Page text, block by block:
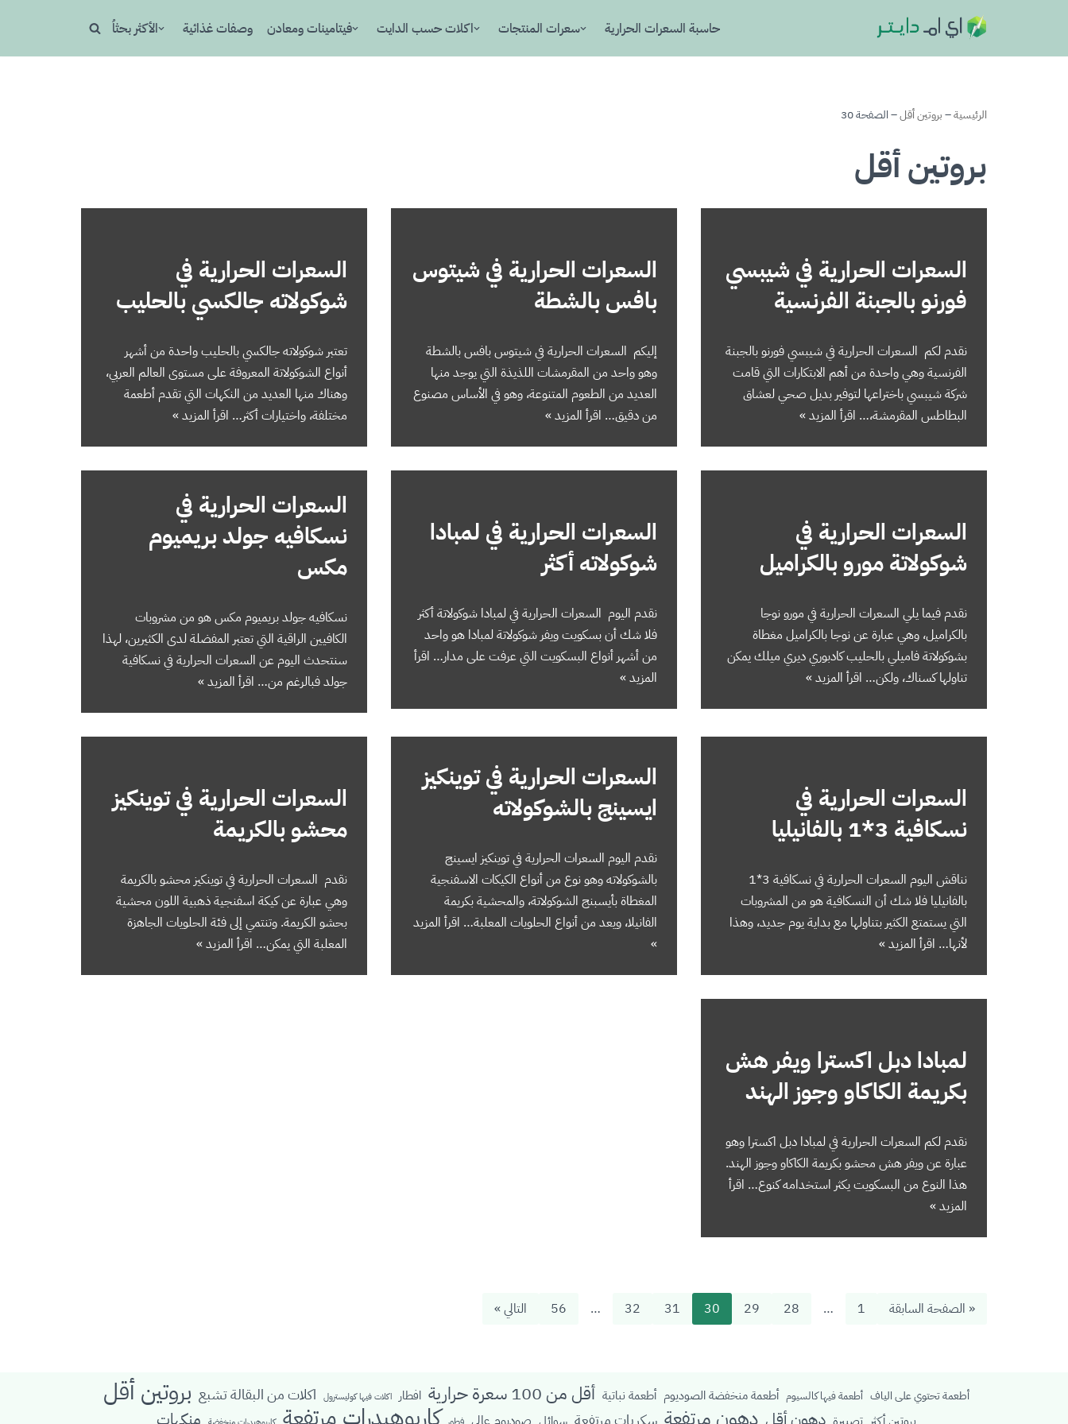
حاسبة السعرات الحرارية سعرات المنتجات اكلات حسب الدايت فيتامينات ومعادن وصفات غذائية الأكثر بحثاُ
الرئيسية–بروتين أقل–الصفحة 30
بروتين أقل
السعرات الحرارية في شيبسي
فورنو بالجبنة الفرنسية
نقدم لكم السعرات الحرارية في شيبسي فورنو بالجبنة
الفرنسية وهي واحدة من أهم الابتكارات التي قامت
شركة شيبسي باختراعها لتوفير بديل صحي لعشاق
البطاطس المقرمشة،… اقرأ المزيد »
السعرات الحرارية في شيتوس
بافس بالشطة
إليكم السعرات الحرارية في شيتوس بافس بالشطة
وهو واحد من المقرمشات اللذيذة التي يوجد منها
العديد من الطعوم المتنوعة، وهو في الأساس مصنوع
من دقيق… اقرأ المزيد »
السعرات الحرارية في
شوكولاته جالكسي بالحليب
تعتبر شوكولاته جالكسي بالحليب واحدة من أشهر
أنواع الشوكولاتة المعروفة على مستوى العالم العربي،
وهناك منها العديد من النكهات التي تقدم أطعمة
مختلفة، واختيارات أكثر… اقرأ المزيد »
السعرات الحرارية في
شوكولاتة مورو بالكراميل
نقدم فيما يلي السعرات الحرارية في مورو نوجا
بالكراميل، وهي عبارة عن نوجا بالكراميل مغطاة
بشوكولاتة فاميلي بالحليب كادبوري ديري ميلك يمكن
تناولها كسناك، ولكن… اقرأ المزيد »
السعرات الحرارية في لمبادا
شوكولاته أكثر
نقدم اليوم السعرات الحرارية في لمبادا شوكولاتة أكثر
فلا شك أن بسكويت ويفر شوكولاتة لمبادا هو واحد
من أشهر أنواع البسكويت التي عرفت على مدار… اقرأ
المزيد »
السعرات الحرارية في
نسكافيه جولد بريميوم
مكس
نسكافيه جولد بريميوم مكس هو من مشروبات
الكافيين الراقية التي تعتبر المفضلة لدى الكثيرين، لهذا
سنتحدث اليوم عن السعرات الحرارية في نسكافية
جولد فبالرغم من… اقرأ المزيد »
السعرات الحرارية في
نسكافية 3*1 بالفانيليا
نناقش اليوم السعرات الحرارية في نسكافية 3*1
بالفانيليا فلا شك أن النسكافية هو من المشروبات
التي يستمتع الكثير بتناولها مع بداية يوم جديد، وهذا
لأنها… اقرأ المزيد »
السعرات الحرارية في توينكيز
ايسينج بالشوكولاته
نقدم اليوم السعرات الحرارية في توينكيز ايسينج
بالشوكولاته وهو نوع من أنواع الكيكات الاسفنجية
المغطاة بأيسبنج الشوكولاتة، والمحشية بكريمة
الفانيلا، ويعد من أنواع الحلويات المعلبة… اقرأ المزيد
»
السعرات الحرارية في توينكيز
محشو بالكريمة
نقدم السعرات الحرارية في توينكيز محشو بالكريمة
وهي عبارة عن كيكة اسفنجية ذهبية اللون محشية
بحشو الكريمة. وتنتمي إلى فئة الحلويات الجاهزة
المعلبة التي يمكن… اقرأ المزيد »
لمبادا دبل اكسترا ويفر هش
بكريمة الكاكاو وجوز الهند
نقدم لكم السعرات الحرارية في لمبادا دبل اكسترا وهو
عبارة عن ويفر هش محشو بكريمة الكاكاو وجوز الهند.
هذا النوع من البسكويت يكثر استخدامه كنوع… اقرأ
المزيد »
« الصفحة السابقة 1
…
28
29
30
31
32
…
56 التالي »
أطعمة تحتوي على الياف أطعمة فيها كالسيوم أطعمة منخفضة الصوديوم أطعمة نباتية أقل من 100 سعرة حرارية افطار اكلات فيها كوليسترول اكلات من البقالة تشبع بروتين أقل